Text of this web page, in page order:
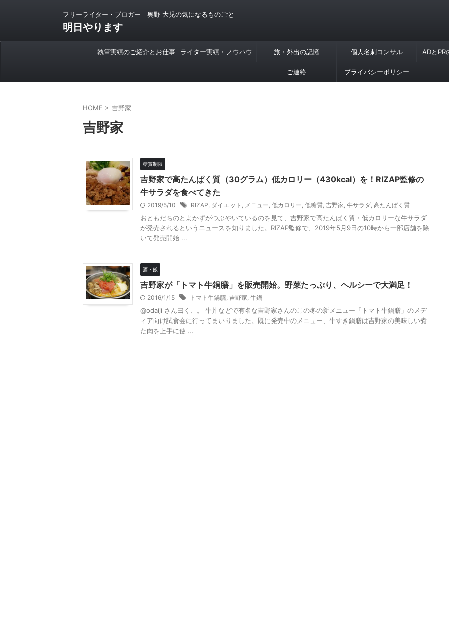
フリーライター・ブロガー 奥野 大児の気になるものごと
明日やります
執筆実績のご紹介とお仕事 ライター実績・ノウハウ 旅・外出の記憶 個人名刺コンサル ADとPR
ご連絡 プライバシーポリシー
HOME > 吉野家
吉野家
糖質制限
吉野家で高たんぱく質（30グラム）低カロリー（430kcal）を！RIZAP監修の
牛サラダを食べてきた
2019/5/10 RIZAP, ダイエット , メニュー, 低カロリー, 低糖質, 吉野家, 牛サラダ, 高たんぱく質
おともだちのとよかずがつぶやいているのを見て、吉野家で高たんぱく質・低カロリーな牛サラダ
が発売されるというニュースを知りました。RIZAP監修で、2019年5月9日の10時から一部店舗を除
いて発売開始 ...
酒・飯
吉野家が「トマト牛鍋膳」を販売開始。野菜たっぷり、ヘルシーで大満足！
2016/1/15 トマト牛鍋膳, 吉野家, 牛鍋
@odaiji さん曰く、。 牛丼などで有名な吉野家さんのこの冬の新メニュー「トマト牛鍋膳」のメデ
ィア向け試食会に行ってまいりました。既に発売中のメニュー、牛すき鍋膳は吉野家の美味しい煮
た肉を上手に使 ...